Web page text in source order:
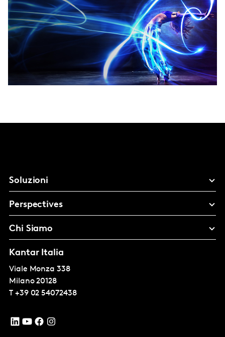
Soluzioni
Perspectives
Chi Siamo
Kantar Italia
Viale Monza 338
Milano 20128
T +39 02 54072438